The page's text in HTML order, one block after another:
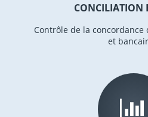
CONCILIATION
Contrôle de la
et